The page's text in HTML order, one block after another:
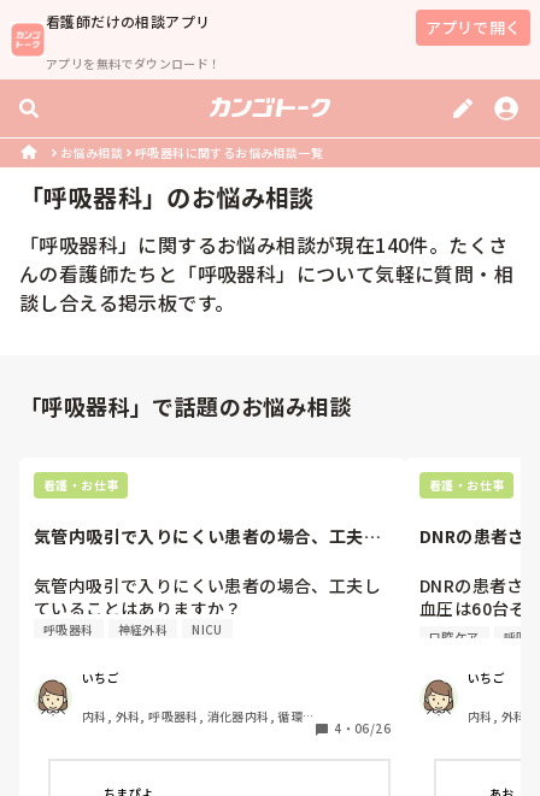
看護師だけの相談アプリ
アプリを無料でダウンロード！
アプリで開く
お悩み相談 呼吸器科に関するお悩み相談一覧
「呼吸器科」のお悩み相談
「呼吸器科」に関するお悩み相談が現在140件。たくさ
んの看護師たちと「呼吸器科」について気軽に質問・相
談し合える掲示板です。
「呼吸器科」で話題のお悩み相談
看護・お仕事
気管内吸引で入りにくい患者の場合、工夫し
気管内吸引で入りにくい患者の場合、工夫し
ていることはありますか？
呼吸器科 神経外科 NICU
いちご
内科, 外科, 呼吸器科, 消化器内科, 循環
消化器外科, 一般病院, 透析
4 ・ 06/26
看護・お仕事
DNRの患者さ
DNRの患者さ
血圧は60台そ
他スタッフが
口腔内を覗く
ままでは窒息
なので、口腔
すると波形が
を中断し、モ
口腔ケア 呼吸
いちご
内科, 外科,
科, 消化器